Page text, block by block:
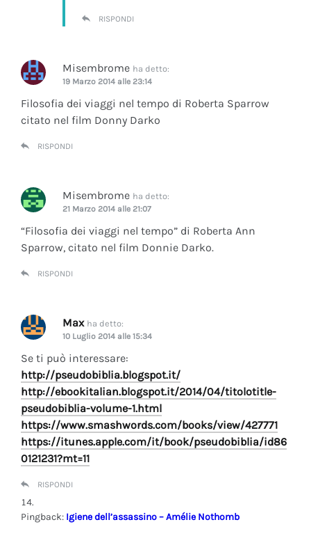
RISPONDI
Misembrome ha detto:
19 Marzo 2014 alle 23:14
Filosofia dei viaggi nel tempo di Roberta Sparrow
citato nel film Donny Darko
RISPONDI
Misembrome ha detto:
21 Marzo 2014 alle 21:07
“Filosofia dei viaggi nel tempo” di Roberta Ann
Sparrow, citato nel film Donnie Darko.
RISPONDI
Max ha detto:
10 Luglio 2014 alle 15:34
Se ti può interessare:
http://pseudobiblia.blogspot.it/
http://ebookitalian.blogspot.it/2014/04/titolotitle-
pseudobiblia-volume-1.html
https://www.smashwords.com/books/view/427771
https://itunes.apple.com/it/book/pseudobiblia/id86
0121231?mt=11
RISPONDI
Pingback: Igiene dell’assassino – Amélie Nothomb